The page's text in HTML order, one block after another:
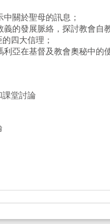
關於聖母的訊息；
的發展脈絡，探討教會自
四大信理；
亞在基督及教會奧秘中的
堂討論